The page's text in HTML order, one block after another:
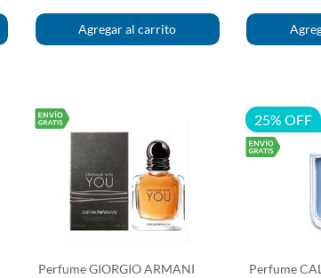
Perfume GIORGIO ARMANI
25% OFF
Perfume